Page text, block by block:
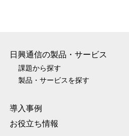
日興通信の製品・サービス
課題から探す
製品・サービスを探す
導入事例
お役立ち情報